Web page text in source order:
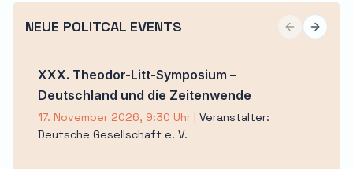
NEUE POLITCAL EVENTS Previous
Next
XXX. Theodor-Litt-Symposium –
Deutschland und die Zeitenwende
17. November 2026, 9:30 Uhr | Veranstalter:
Deutsche Gesellschaft e. V.